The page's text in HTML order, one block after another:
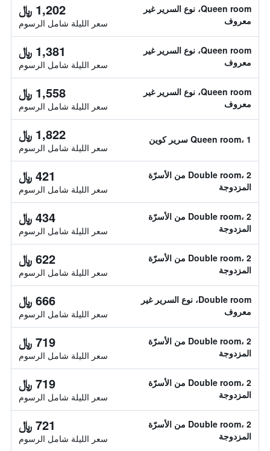
Queen room، نوع السرير غير
معروف
1,202 ﷼
سعر الليلة شامل الرسوم
Queen room، نوع السرير غير
معروف
1,381 ﷼
سعر الليلة شامل الرسوم
Queen room، نوع السرير غير
معروف
1,558 ﷼
سعر الليلة شامل الرسوم
Queen room، 1 سرير كوين 1,822 ﷼
سعر الليلة شامل الرسوم
Double room، 2 من الأسرّة
المزدوجة
421 ﷼
سعر الليلة شامل الرسوم
Double room، 2 من الأسرّة
المزدوجة
434 ﷼
سعر الليلة شامل الرسوم
Double room، 2 من الأسرّة
المزدوجة
622 ﷼
سعر الليلة شامل الرسوم
Double room، نوع السرير غير
معروف
666 ﷼
سعر الليلة شامل الرسوم
Double room، 2 من الأسرّة
المزدوجة
719 ﷼
سعر الليلة شامل الرسوم
Double room، 2 من الأسرّة
المزدوجة
719 ﷼
سعر الليلة شامل الرسوم
Double room، 2 من الأسرّة
المزدوجة
721 ﷼
سعر الليلة شامل الرسوم